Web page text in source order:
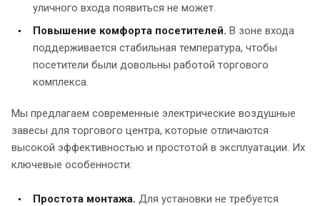
уличного входа появиться не может.
Повышение комфорта посетителей. В зоне входа
поддерживается стабильная температура, чтобы
посетители были довольны работой торгового
комплекса.
Мы предлагаем современные электрические воздушные
завесы для торгового центра, которые отличаются
высокой эффективностью и простотой в эксплуатации. Их
ключевые особенности:
Простота монтажа. Для установки не требуется